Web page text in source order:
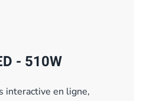
- 510W
interactive en ligne,